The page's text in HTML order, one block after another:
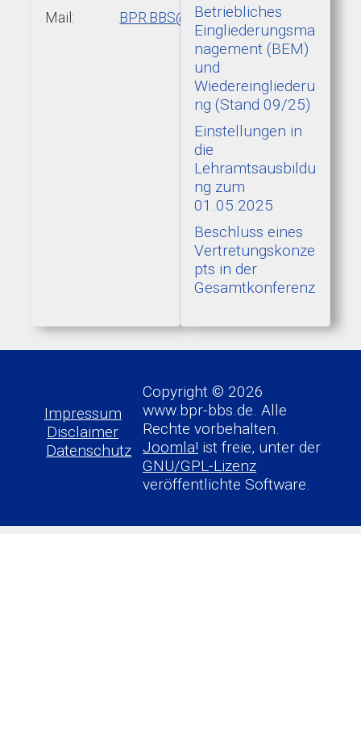
Mail:
BPR.BBS@add.rlp.de
Betriebliches
Eingliederungsma
nagement (BEM)
und
Wiedereingliederu
ng (Stand 09/25)
Einstellungen in
die
Lehramtsausbildu
ng zum
01.05.2025
Beschluss eines
Vertretungskonze
pts in der
Gesamtkonferenz
Impressum
Disclaimer
Datenschutz
Copyright © 2026
www.bpr-bbs.de. Alle
Rechte vorbehalten.
Joomla! ist freie, unter der
GNU/GPL-Lizenz
veröffentlichte Software.